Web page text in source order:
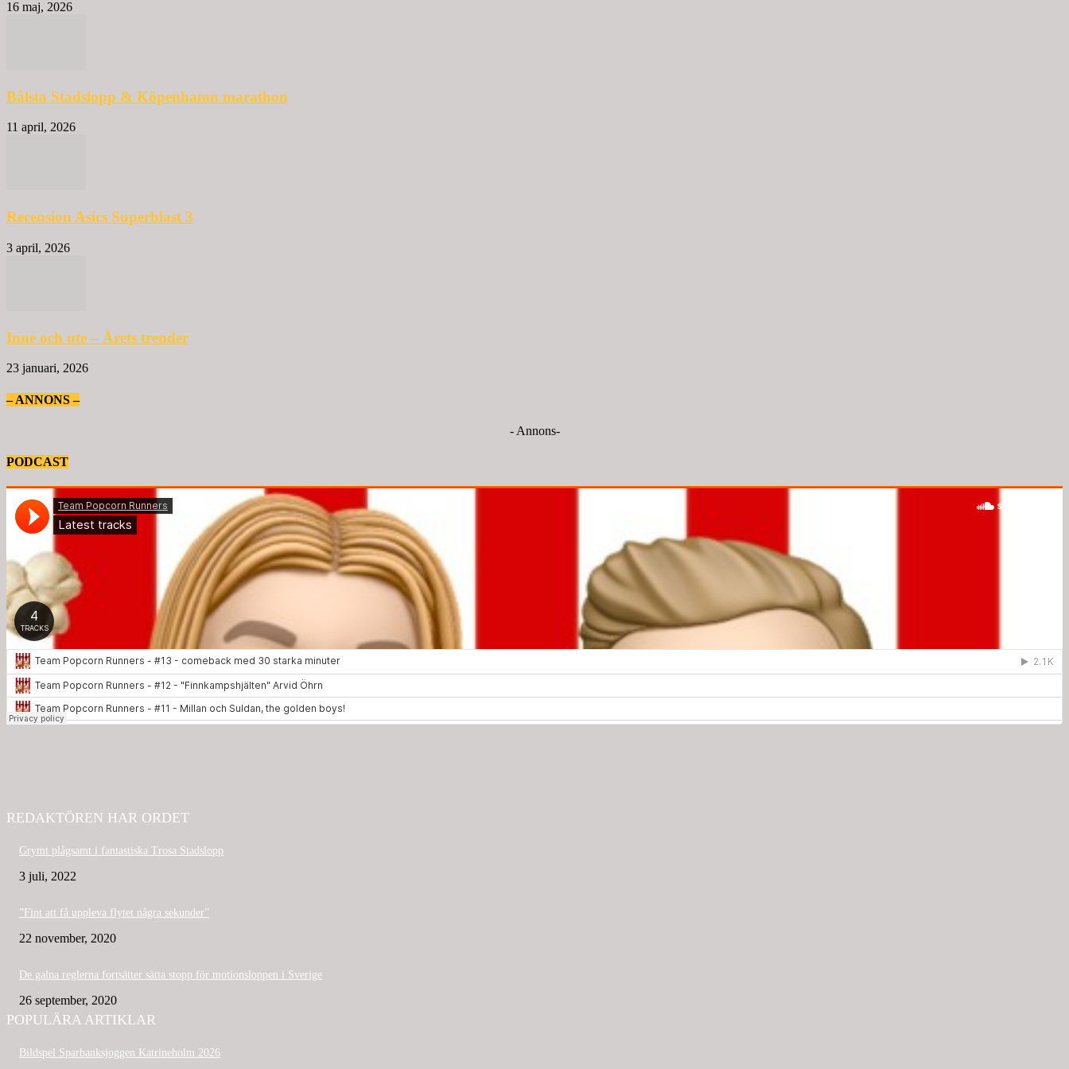
16 maj, 2026
Bålsta Stadslopp & Köpenhamn marathon
11 april, 2026
Recension Asics Superblast 3
3 april, 2026
Inne och ute – Årets trender
23 januari, 2026
– ANNONS –
- Annons-
PODCAST
REDAKTÖREN HAR ORDET
Grymt plågsamt i fantastiska Trosa Stadslopp
3 juli, 2022
”Fint att få uppleva flytet några sekunder”
22 november, 2020
De galna reglerna fortsätter sätta stopp för motionsloppen i Sverige
26 september, 2020
POPULÄRA ARTIKLAR
Bildspel Sparbanksjoggen Katrineholm 2026